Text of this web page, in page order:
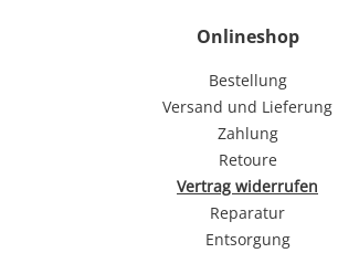
Onlineshop
Bestellung
Versand und Lieferung
Zahlung
Retoure
Vertrag widerrufen
Reparatur
Entsorgung